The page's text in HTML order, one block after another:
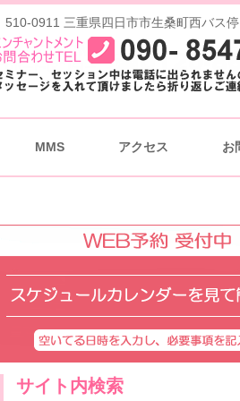
510-0911 三重県四日市市生桑町西バス
MMS アクセス お
サイト内検索